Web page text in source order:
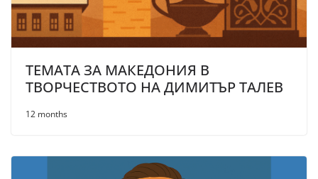
ТЕМАТА ЗА МАКЕДОНИЯ В
ТВОРЧЕСТВОТО НА ДИМИТЪР ТАЛЕВ
12 months